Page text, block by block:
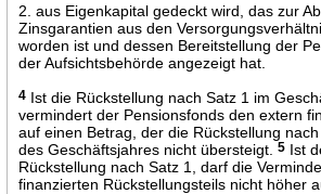
2. aus Eigenkapital gedeckt wird, das zur
Zinsgarantien aus den
worden ist und dessen Bereitstellung der
der Aufsichtsbehörde angezeigt hat.
4 Ist die Rückstellung nach Satz 1 im
vermindert der Pensionsfonds den extern
auf einen Betrag, der die Rückstellung
des Geschäftsjahres nicht übersteigt.5 Ist
Rückstellung nach Satz 1, darf die
finanzierten Rückstellungsteils nicht höher